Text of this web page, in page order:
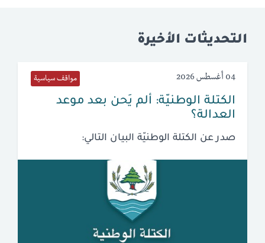
التحديثات الأخيرة
04 أغسطس 2026 مواقف سياسية
الكتلة الوطنيّة: ألم يَحن بعد موعد
العدالة؟
صدر عن الكتلة الوطنيّة البيان التالي: